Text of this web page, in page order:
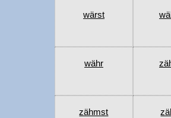
wärst
währ
zähmst